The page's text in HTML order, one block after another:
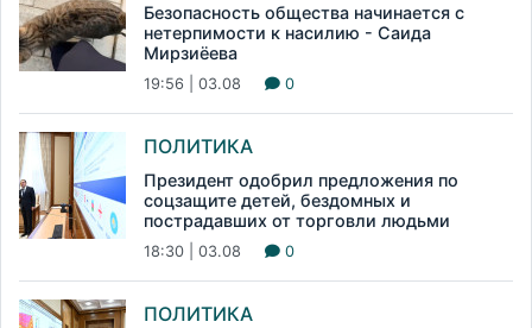
Безопасность общества начинается с
нетерпимости к насилию - Саида
Мирзиёева
19:56 | 03.08 0
ПОЛИТИКА
Президент одобрил предложения по
соцзащите детей, бездомных и
пострадавших от торговли людьми
18:30 | 03.08 0
ПОЛИТИКА